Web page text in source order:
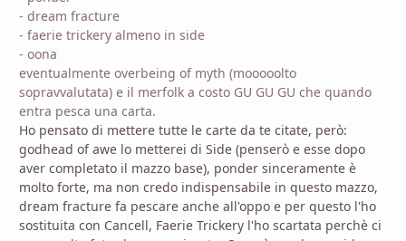
- dream fracture
- faerie trickery almeno in side
- oona
eventualmente overbeing of myth (mooooolto
sopravvalutata) e il merfolk a costo GU GU GU che quando
entra pesca una carta.
Ho pensato di mettere tutte le carte da te citate, però:
godhead of awe lo metterei di Side (penserò e esse dopo
aver completato il mazzo base), ponder sinceramente è
molto forte, ma non credo indispensabile in questo mazzo,
dream fracture fa pescare anche all'oppo e per questo l'ho
sostituita con Cancell, Faerie Trickery l'ho scartata perchè ci